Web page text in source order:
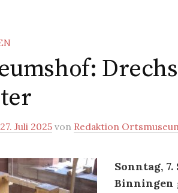
27. Juli 2025 von Redaktion
Sonntag, 7.
Binningen